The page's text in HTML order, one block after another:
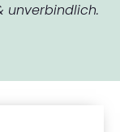
unverbindlich.